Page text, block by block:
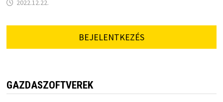
2022.12.22.
BEJELENTKEZÉS
GAZDASZOFTVEREK